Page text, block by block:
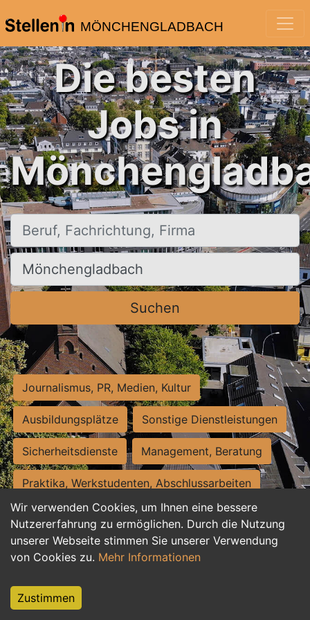
MÖNCHENGLADBACH
Wir verwenden Cookies, um Ihnen eine bessere
Nutzererfahrung zu ermöglichen. Durch die Nutzung
unserer Webseite stimmen Sie unserer Verwendung
von Cookies zu. Mehr Informationen
Zustimmen
Die besten
Jobs in
Beruf, Fachrichtung, Firma
Ort, Stadt
Suchen
Journalismus, PR, Medien, Kultur
Ausbildungsplätze Sonstige Dienstleistungen
Sicherheitsdienste Management, Beratung
Praktika, Werkstudenten, Abschlussarbeiten
Personalwesen Assistenz, Sekretariat
Hilfskräfte, Aushilfs- und Nebenjobs
Weiterbildung, Studium, duale Ausbildung